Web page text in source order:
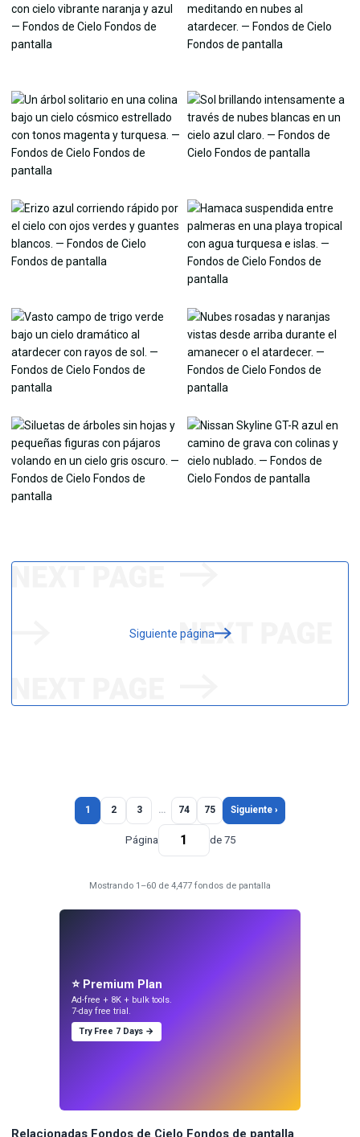
Siguiente página
1 2 3 … 74 75 Siguiente ›
Página de 75
Mostrando 1–60 de 4,477 fondos de pantalla
⭐ Premium Plan
Ad-free + 8K + bulk tools.
7-day free trial.
Try Free 7 Days →
Relacionadas Fondos de Cielo Fondos de pantalla